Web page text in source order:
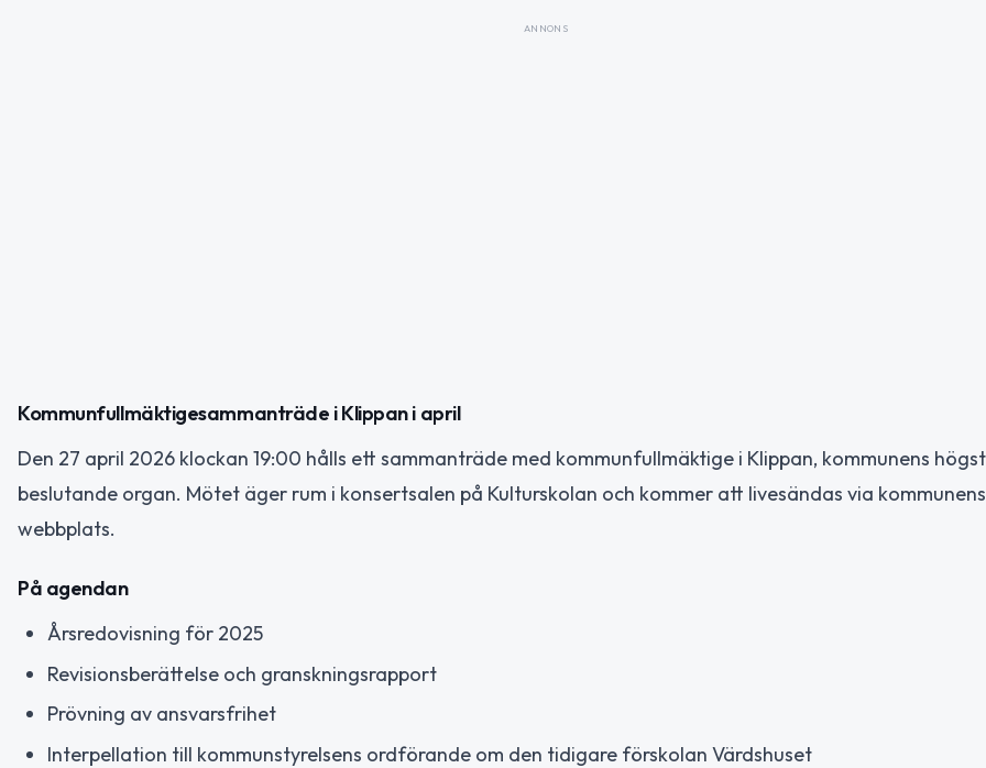
ANNONS
Kommunfullmäktigesammanträde i Klippan i april
Den 27 april 2026 klockan 19:00 hålls ett sammanträde med kommunfullmäktige i Klippan, kommunens
beslutande organ. Mötet äger rum i konsertsalen på Kulturskolan och kommer att livesändas via kommunens
webbplats.
På agendan
Årsredovisning för 2025
Revisionsberättelse och granskningsrapport
Prövning av ansvarsfrihet
Interpellation till kommunstyrelsens ordförande om den tidigare förskolan Värdshuset